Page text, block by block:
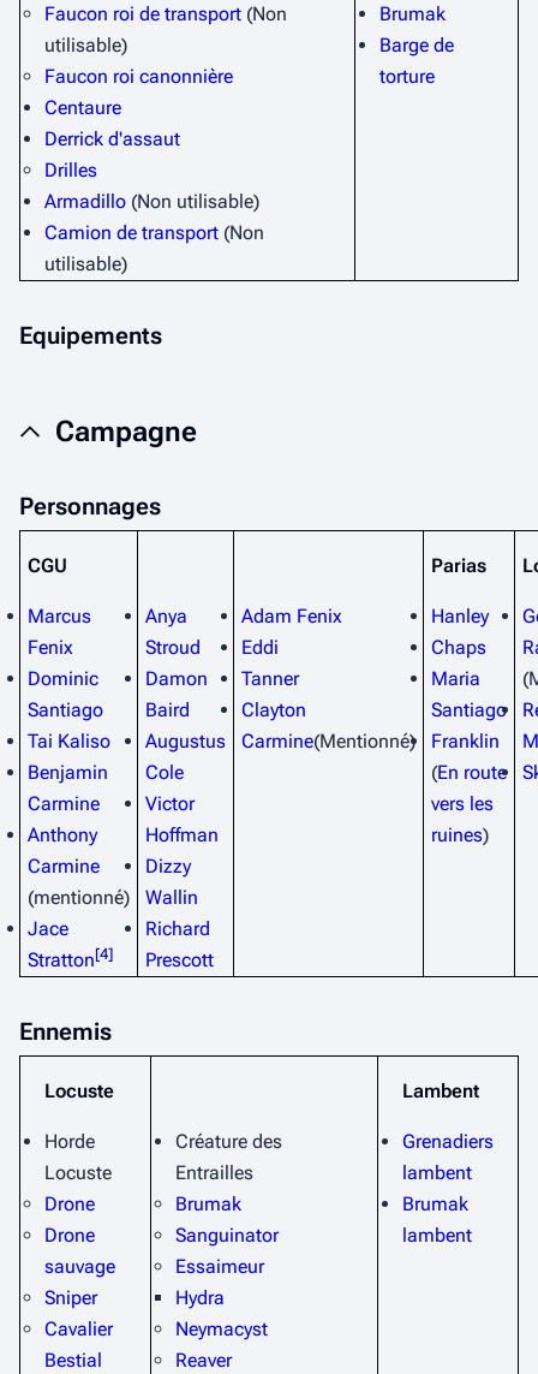
Faucon roi de transport (Non
utilisable)
Faucon roi canonnière
Centaure
Derrick d'assaut
Drilles
Armadillo (Non utilisable)
Camion de transport (Non
utilisable)
Brumak
Barge de
torture
Equipements
Campagne
Personnages
CGU
Marcus
Fenix
Dominic
Santiago
Tai Kaliso
Benjamin
Carmine
Anthony
Carmine
(mentionné)
Jace
Stratton[4]
Anya
Stroud
Damon
Baird
Augustus
Cole
Victor
Hoffman
Dizzy
Wallin
Richard
Prescott
Adam Fenix
Eddi
Tanner
Clayton
Carmine(Mentionné)
Parias
Hanley
Chaps
Maria
Santiago
Franklin
(En route
vers les
ruines)
Ennemis
Locuste
Horde
Locuste
Drone
Drone
sauvage
Sniper
Cavalier
Bestial
Créature des
Entrailles
Brumak
Sanguinator
Essaimeur
Hydra
Neymacyst
Reaver
Lambent
Grenadiers
lambent
Brumak
lambent